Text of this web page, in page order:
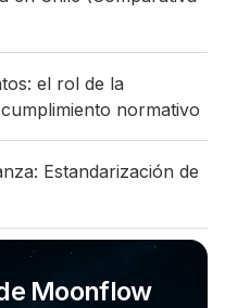
el rol de la
normativo
Estandarización de
Moonflow